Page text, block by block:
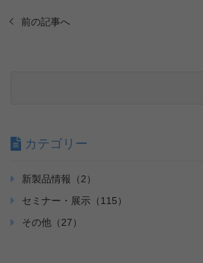
前の記事へ
カテゴリー
新製品情報（2）
セミナー・展示（115）
その他（27）